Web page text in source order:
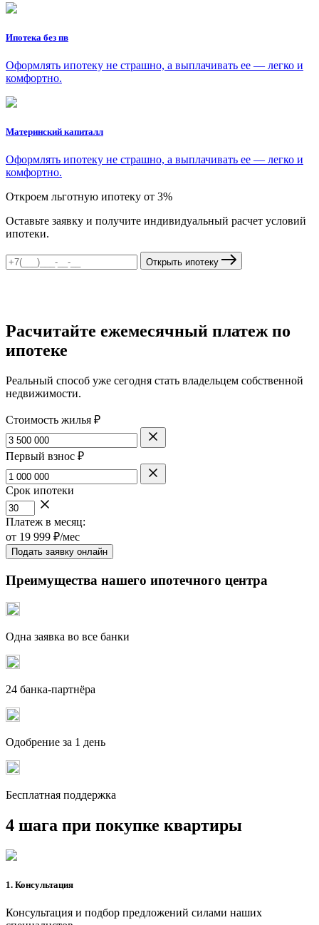
Ипотека без пв
Оформлять ипотеку не страшно, а выплачивать ее — легко и
комфортно.
Материнский капиталл
Оформлять ипотеку не страшно, а выплачивать ее — легко и
комфортно.
Откроем льготную ипотеку от 3%
Оставьте заявку и получите индивидуальный расчет условий
ипотеки.
Открыть ипотеку
Расчитайте ежемесячный платеж по
ипотеке
Реальный способ уже сегодня стать владельцем собственной
недвижимости.
Стоимость жилья ₽
Первый взнос ₽
Срок ипотеки
Платеж в месяц:
от 19 999 ₽/мес
Подать заявку онлайн
Преимущества нашего ипотечного центра
Одна заявка во все банки
24 банка-партнёра
Одобрение за 1 день
Бесплатная поддержка
4 шага при покупке квартиры
1. Консультация
Консультация и подбор предложений силами наших